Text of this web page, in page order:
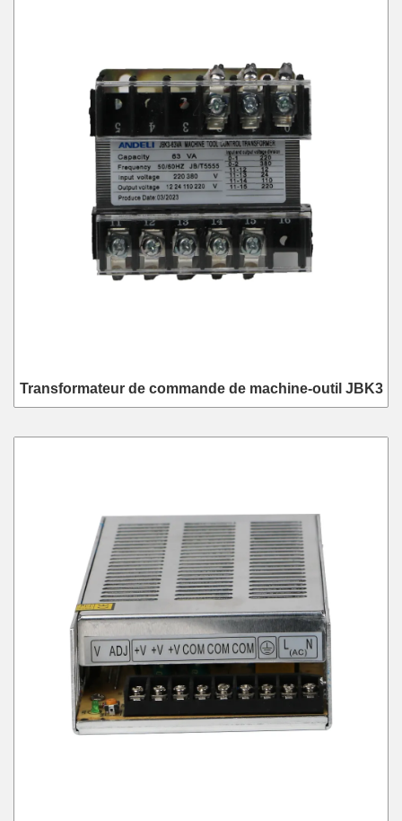
Transformateur de commande de machine-outil JBK3